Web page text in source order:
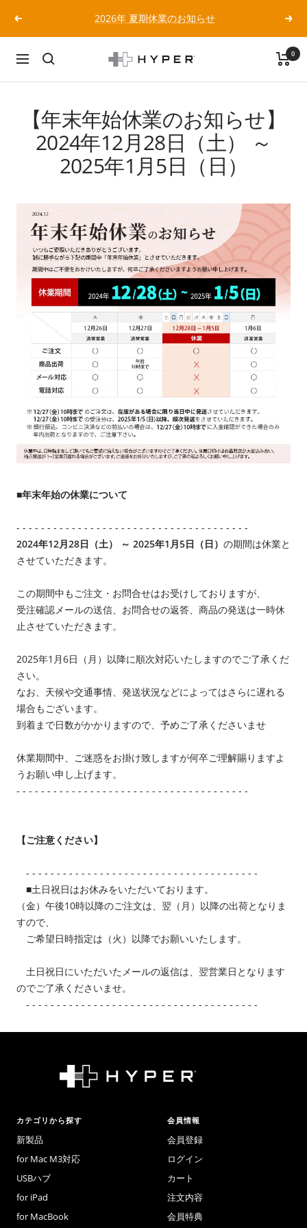
テ
戻
る
2026年 夏期休業のお知らせ
次
へ
ナ
HYPER
式
サ
イ
ト
0
【年末年始休業のお知らせ】
2024年12月28日（土） ～
2025年1月5日（日）
■年末年始の休業について
- - - - - - - - - - - - - - - - - - - - - - - - - - - - - - - - - - - - - -
2024年12月28日（土） ～ 2025年1月5日（日） の期間は休業と
させていただきます。
この期間中もご注文・お問合せはお受けしておりますが、
受注確認メールの送信、お問合せの返答、商品の発送は一時休
止させていただきます。
2025年1月6日（月）以降に順次対応いたしますのでご了承くだ
さい。
なお、天候や交通事情、発送状況などによってはさらに遅れる
場合もございます。
到着まで日数がかかりますので、予めご了承くださいませ
休業期間中、ご迷惑をお掛け致しますが何卒ご理解賜りますよ
うお願い申し上げます。
- - - - - - - - - - - - - - - - - - - - - - - - - - - - - - - - - - - - - -
【ご注意ください】
- - - - - - - - - - - - - - - - - - - - - - - - - - - - - - - - - - - - - -
■土日祝日はお休みをいただいております。
（金）午後10時以降のご注文は、翌（月）以降の出荷となりま
すので、
ご希望日時指定は（火）以降でお願いいたします。
土日祝日にいただいたメールの返信は、翌営業日となります
のでご了承くださいませ。
- - - - - - - - - - - - - - - - - - - - - - - - - - - - - - - - - - - - - -
カテゴリから探す
新製品
for Mac M3対応
USBハブ
for iPad
for MacBook
会員情報
会員登録
ログイン
カート
注文内容
会員特典